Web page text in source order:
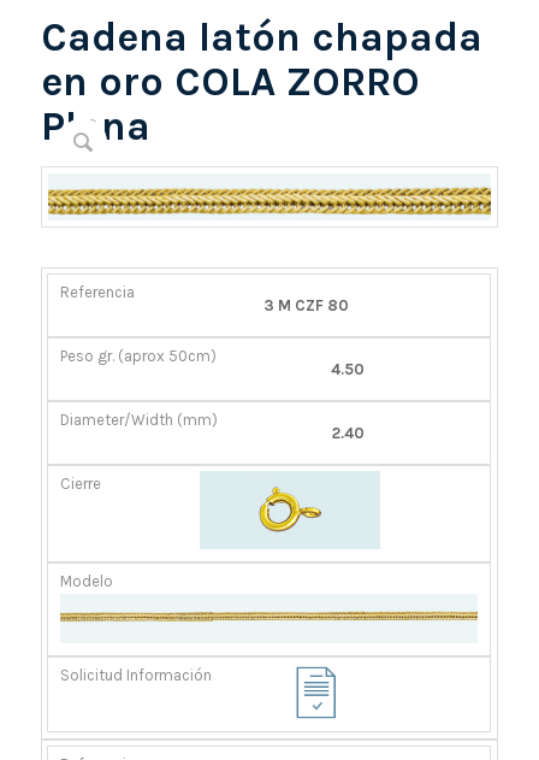
Cadena latón chapada
en oro COLA ZORRO
Plana
REFERENCIA
(APROX
DIÁMETRO/ANCHO
3 M CZF 80
4.50
2.40